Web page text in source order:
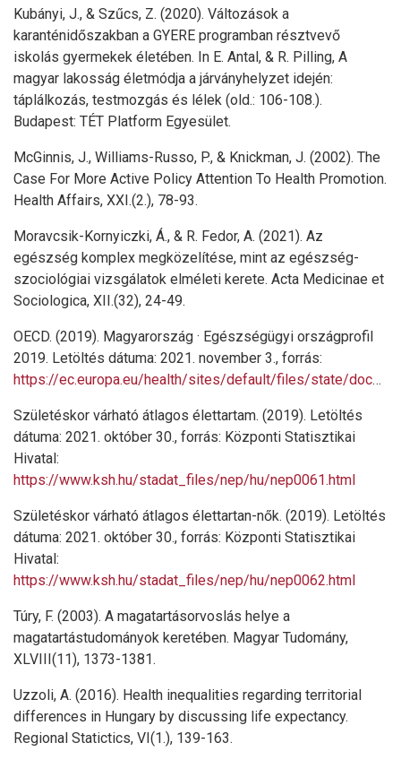
Kubányi, J., & Szűcs, Z. (2020). Változások a
karanténidőszakban a GYERE programban résztvevő
iskolás gyermekek életében. In E. Antal, & R. Pilling, A
magyar lakosság életmódja a járványhelyzet idején:
táplálkozás, testmozgás és lélek (old.: 106-108.).
Budapest: TÉT Platform Egyesület.
McGinnis, J., Williams-Russo, P., & Knickman, J. (2002). The
Case For More Active Policy Attention To Health Promotion.
Health Affairs, XXI.(2.), 78-93.
Moravcsik-Kornyiczki, Á., & R. Fedor, A. (2021). Az
egészség komplex megközelítése, mint az egészség-
szociológiai vizsgálatok elméleti kerete. Acta Medicinae et
Sociologica, XII.(32), 24-49.
OECD. (2019). Magyarország · Egészségügyi országprofil
2019. Letöltés dátuma: 2021. november 3., forrás:
https://ec.europa.eu/health/sites/default/files/state/docs/2019_chp_hu_hungary.pdf
Születéskor várható átlagos élettartam. (2019). Letöltés
dátuma: 2021. október 30., forrás: Központi Statisztikai
Hivatal:
https://www.ksh.hu/stadat_files/nep/hu/nep0061.html
Születéskor várható átlagos élettartan-nők. (2019). Letöltés
dátuma: 2021. október 30., forrás: Központi Statisztikai
Hivatal:
https://www.ksh.hu/stadat_files/nep/hu/nep0062.html
Túry, F. (2003). A magatartásorvoslás helye a
magatartástudományok keretében. Magyar Tudomány,
XLVIII(11), 1373-1381.
Uzzoli, A. (2016). Health inequalities regarding territorial
differences in Hungary by discussing life expectancy.
Regional Statictics, VI(1.), 139-163.